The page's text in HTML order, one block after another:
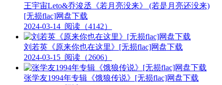
王宇宙Leto&乔浚丞《若月亮没来》 (若是月亮还没来)
[无损flac]网盘下载
2024-03-14 阅读（4142）
刘若英《原来你也在这里》[无损flac]网盘下载
2024-03-15 阅读（2606）
张学友1994年专辑《饿狼传说》[无损flac]网盘下载